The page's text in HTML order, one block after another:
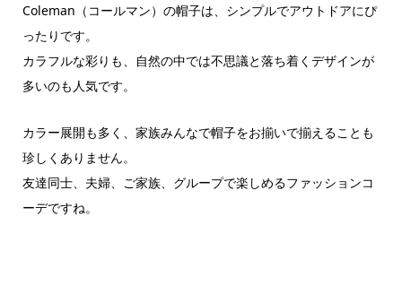
Coleman（コールマン）の帽子は、シンプルでアウトドアにぴ
ったりです。
カラフルな彩りも、自然の中では不思議と落ち着くデザインが
多いのも人気です。
カラー展開も多く、家族みんなで帽子をお揃いで揃えることも
珍しくありません。
友達同士、夫婦、ご家族、グループで楽しめるファッションコ
ーデですね。